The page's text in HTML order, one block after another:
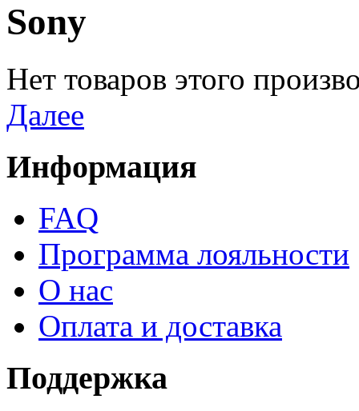
Sony
Нет товаров этого
Далее
Информация
FAQ
Программа лояльности
О нас
Оплата и доставка
Поддержка